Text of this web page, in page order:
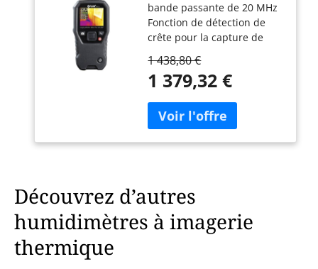
Avec IGM (Mesure
Guidée Par
Infrarouge),
Hygromètre
Remplaçable, Avec Ou
Sans Broche
bande passante de 20 MHz
Fonction de détection de
crête pour la capture de
Cinq mesures automatiques
: fréquence, rapport
crête, RMS Mathématiques
de forme d'onde : addition,
soustraction, multiplication,
1 438,80 €
1 379,32 €
Découvrez d’autres
humidimètres à imagerie
thermique